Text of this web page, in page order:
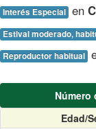
Interés Especial en
Estival moderado,
Reproductor habitual
Número
Edad/